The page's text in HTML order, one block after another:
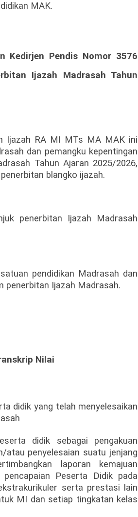
MAK.
Kedirjen Pendis Nomor 3576
Ijazah Madrasah Tahun
Ijazah RA MI MTs MA MAK ini
dan pemangku kepentingan
Tahun Ajaran 2025/2026,
blangko ijazah.
penerbitan Ijazah Madrasah
pendidikan Madrasah dan
penerbitan Ijazah Madrasah.
Nilai
didik yang telah menyelesaikan
didik sebagai pengakuan
atau penyelesaian suatu jenjang
laporan kemajuan
Peserta Didik pada
serta prestasi lain
MI dan setiap tingkatan kelas